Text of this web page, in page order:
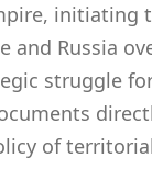
initiating
Russia
struggle
of